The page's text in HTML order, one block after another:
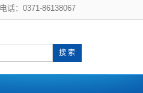
话：0371-86138067
搜 索